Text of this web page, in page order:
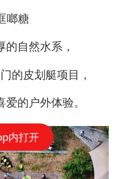
啷糖
自然水系，
的皮划艇项目，
的户外体验。
内打开